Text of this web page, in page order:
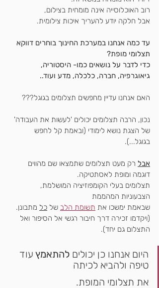
רוב האוכלוסייה אינה מומחית בצילום,
אבל חלקה יודע להעריך איכות צילומית.
עד כמה אנחנו במערכת החינוך בוחרים דווקא
תצלומי מופת?
כדי לדבר על נושאים כמו- היסטוריה,
גיאוגרפיה, חברה, כלכלה, מדע ועוד..
האם אנחנו עדיין מחפשים תצלומים בגוגל???
נכון, הרבה תצלומים יכולים 'לעשות את העבודה'
של הצגת נושא לימודי (ובאמת קל לחפש
בגוגל...).
אבל רק מעט תצלומים שתמצאו שם מהווים
דוגמה ומופת לאסתטיקה.
תצלומים בעלי הקומפוזיציה המושלמת,
הצבעוניות המהממת
שבאמת ימשכו את תשומת הלב של כל מתבונן.
(ויקדמו זכירה דרך חיבור רגשי אל הסיפור ואל
התצלום גם יחד).
היום אנחנו כן יכולים להתאמץ עוד
טיפה ולהביא לכיתה
את תצלומי המופת.